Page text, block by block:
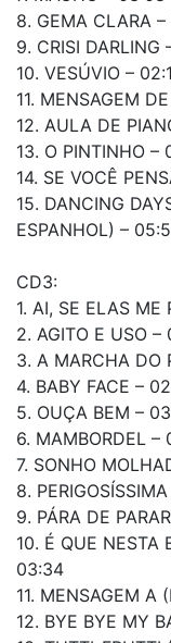
8. GEMA CLARA
9. CRISI DARLING
10. VESÚVIO –
11. MENSAGEM
12. AULA DE
13. O PINTINHO –
14. SE VOCÊ
15. DANCING
ESPANHOL) –
CD3:
1. AI, SE ELAS
2. AGITO E USO –
3. A MARCHA DO
4. BABY FACE –
5. OUÇA BEM –
6. MAMBORDEL –
7. SONHO
8.
9. PÁRA DE
10. É QUE NESTA
03:34
11. MENSAGEM A
12. BYE BYE MY